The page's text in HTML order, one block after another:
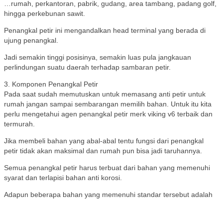
…rumah, perkantoran, pabrik, gudang, area tambang, padang golf,
hingga perkebunan sawit.
Penangkal petir ini mengandalkan head terminal yang berada di
ujung penangkal.
Jadi semakin tinggi posisinya, semakin luas pula jangkauan
perlindungan suatu daerah terhadap sambaran petir.
3. Komponen Penangkal Petir
Pada saat sudah memutuskan untuk memasang anti petir untuk
rumah jangan sampai sembarangan memilih bahan. Untuk itu kita
perlu mengetahui agen penangkal petir merk viking v6 terbaik dan
termurah.
Jika membeli bahan yang abal-abal tentu fungsi dari penangkal
petir tidak akan maksimal dan rumah pun bisa jadi taruhannya.
Semua penangkal petir harus terbuat dari bahan yang memenuhi
syarat dan terlapisi bahan anti korosi.
Adapun beberapa bahan yang memenuhi standar tersebut adalah